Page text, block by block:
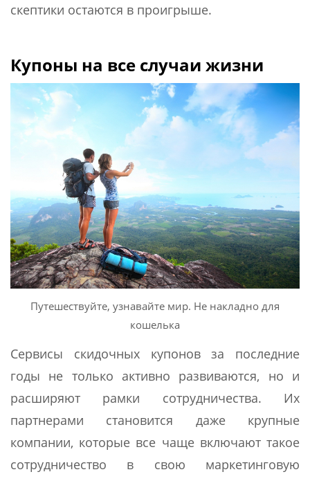
скептики остаются в проигрыше.
Купоны на все случаи жизни
Путешествуйте, узнавайте мир. Не накладно для
кошелька
Сервисы скидочных купонов за последние
годы не только активно развиваются, но и
расширяют рамки сотрудничества. Их
партнерами становится даже крупные
компании, которые все чаще включают такое
сотрудничество в свою маркетинговую